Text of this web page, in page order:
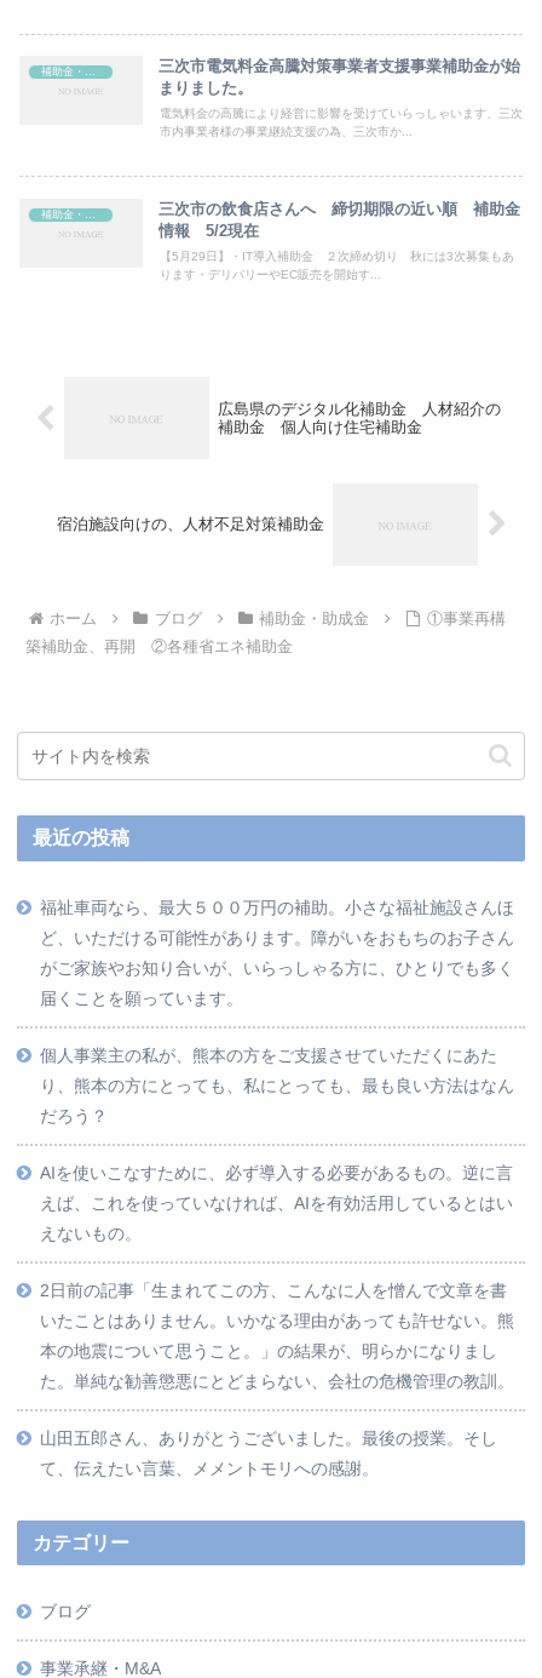
補助金・助成金
三次市電気料金高騰対策事業者支援事業補助金が始
まりました。
電気料金の高騰により経営に影響を受けていらっしゃいます、三次
市内事業者様の事業継続支援の為、三次市か...
補助金・助成金
三次市の飲食店さんへ 締切期限の近い順 補助金
情報 5/2現在
【5月29日】・IT導入補助金 ２次締め切り 秋には3次募集もあ
ります・デリバリーやEC販売を開始す...
広島県のデジタル化補助金 人材紹介の
補助金 個人向け住宅補助金
宿泊施設向けの、人材不足対策補助金
ホーム ブログ 補助金・助成金
①事業再構
築補助金、再開 ②各種省エネ補助金
最近の投稿
福祉車両なら、最大５００万円の補助。小さな福祉施設さんほ
ど、いただける可能性があります。障がいをおもちのお子さん
がご家族やお知り合いが、いらっしゃる方に、ひとりでも多く
届くことを願っています。
個人事業主の私が、熊本の方をご支援させていただくにあた
り、熊本の方にとっても、私にとっても、最も良い方法はなん
だろう？
AIを使いこなすために、必ず導入する必要があるもの。逆に言
えば、これを使っていなければ、AIを有効活用しているとはい
えないもの。
2日前の記事「生まれてこの方、こんなに人を憎んで文章を書
いたことはありません。いかなる理由があっても許せない。熊
本の地震について思うこと。」の結果が、明らかになりまし
た。単純な勧善懲悪にとどまらない、会社の危機管理の教訓。
山田五郎さん、ありがとうございました。最後の授業。そし
て、伝えたい言葉、メメントモリへの感謝。
カテゴリー
ブログ
事業承継・M&A